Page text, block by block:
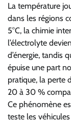
La température
dans les régions
5°C, la chimie
l’électrolyte
d’énergie, tandis
épuise une part
pratique, la perte
20 à 30 %
Ce phénomène
teste les